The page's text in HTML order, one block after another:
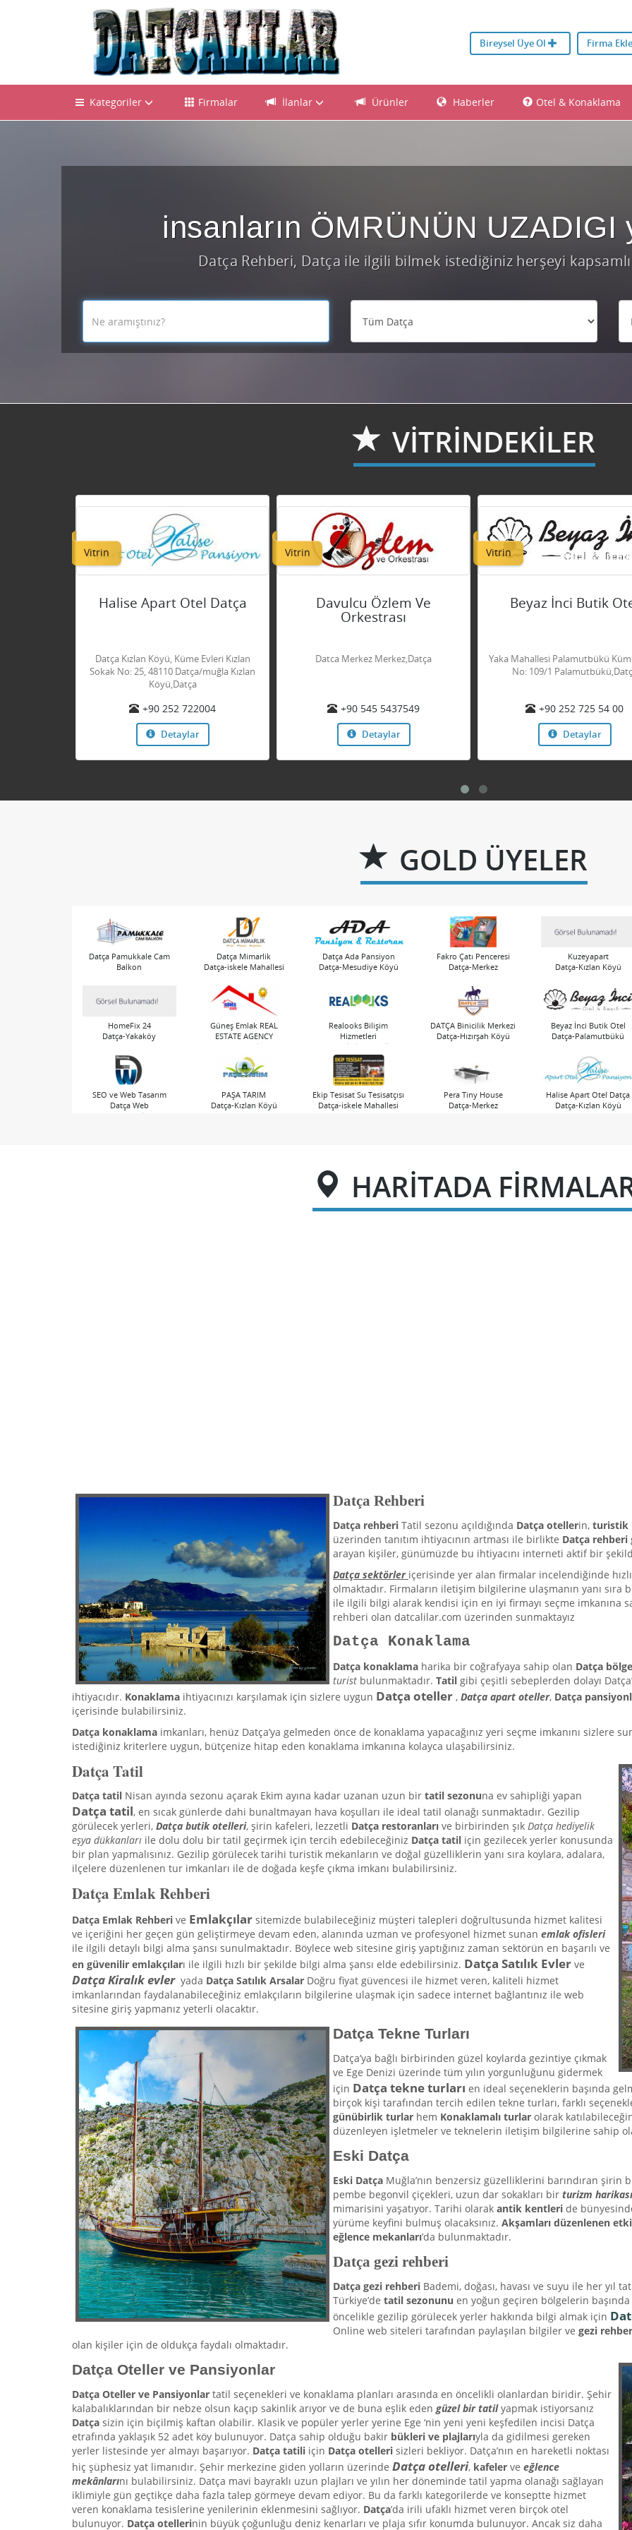
Bireysel Üye Ol Firma Ekle
Kategoriler Firmalar İlanlar Ürünler Haberler Otel & Konaklama
insanların ÖMRÜNÜN UZADIGI
Datça Rehberi, Datça ile ilgili bilmek istediğiniz herşeyi
VİTRİNDEKİLER
Vitrin
Halise Apart Otel Datça
Datça Kızlan Köyü, Küme Evleri Kızlan
Sokak No: 25, 48110 Datça/muğla Kızlan
Köyü,Datça
+90 252 722004
Detaylar
Vitrin
Davulcu Özlem Ve
Orkestrası
Datca Merkez Merkez,Datça
+90 545 5437549
Detaylar
Vitrin
Beyaz İnci Butik
Yaka Mahallesi Palamutbükü
No: 109/1
+90 252 725 54 00
Detaylar
GOLD ÜYELER
Datça Pamukkale Cam
Balkon
Datça-Merkez
Datça Mimarlik
Datça-iskele Mahallesi
Datça Ada Pansiyon
Datça-Mesudiye Köyü
Fakro Çatı Penceresi
Datça-Merkez
Kuzeyapart
Datça-Kızlan Köyü
HomeFix 24
Datça-Yakaköy
Güneş Emlak REAL
ESTATE AGENCY
Datça-Merkez
Realooks Bilişim
Hizmetleri
Datça-iskele Mahallesi
DATÇA Binicilik Merkezi
Datça-Hızırşah Köyü
Beyaz İnci Butik Otel
Datça-Palamutbükü
SEO ve Web Tasarım
Datça Web
Datça-Merkez
PAŞA TARIM
Datça-Kızlan Köyü
Ekip Tesisat Su Tesisatçısı
Datça-iskele Mahallesi
Pera Tiny House
Datça-Merkez
Halise Apart Otel Datça
Datça-Kızlan Köyü
HARİTADA
Datça Rehberi
Datça rehberi Tatil sezonu açıldığında Datça otellerin, turistik
üzerinden tanıtım ihtiyacının artması ile birlikte Datça rehberi
arayan kişiler, günümüzde bu ihtiyacını interneti aktif bir
Datça sektörler içerisinde yer alan firmalar incelendiğinde
olmaktadır. Firmaların iletişim bilgilerine ulaşmanın yanı
ile ilgili bilgi alarak kendisi için en iyi firmayı seçme imkanına
rehberi olan datcalilar.com üzerinden sunmaktayız
Datça Konaklama
Datça konaklama harika bir coğrafyaya sahip olan Datça
turist bulunmaktadır. Tatil gibi çeşitli sebeplerden dolayı
ihtiyacıdır. Konaklama ihtiyacınızı karşılamak için sizlere uygun Datça oteller , Datça apart oteller, Datça
içerisinde bulabilirsiniz.
Datça konaklama imkanları, henüz Datça’ya gelmeden önce de konaklama yapacağınız yeri seçme imkanını sizlere
istediğiniz kriterlere uygun, bütçenize hitap eden konaklama imkanına kolayca ulaşabilirsiniz.
Datça Tatil
Datça tatil Nisan ayında sezonu açarak Ekim ayına kadar uzanan uzun bir tatil sezonuna ev sahipliği yapan
Datça tatil, en sıcak günlerde dahi bunaltmayan hava koşulları ile ideal tatil olanağı sunmaktadır. Gezilip
görülecek yerleri, Datça butik otelleri, şirin kafeleri, lezzetli Datça restoranları ve birbirinden şık Datça hediyelik
eşya dükkanları ile dolu dolu bir tatil geçirmek için tercih edebileceğiniz Datça tatil için gezilecek yerler konusunda
bir plan yapmalısınız. Gezilip görülecek tarihi turistik mekanların ve doğal güzelliklerin yanı sıra koylara, adalara,
ilçelere düzenlenen tur imkanları ile de doğada keşfe çıkma imkanı bulabilirsiniz.
Datça Emlak Rehberi
Datça Emlak Rehberi ve Emlakçılar sitemizde bulabileceğiniz müşteri talepleri doğrultusunda hizmet kalitesi
ve içeriğini her geçen gün geliştirmeye devam eden, alanında uzman ve profesyonel hizmet sunan emlak ofisleri
ile ilgili detaylı bilgi alma şansı sunulmaktadır. Böylece web sitesine giriş yaptığınız zaman sektörün en başarılı ve
en güvenilir emlakçıları ile ilgili hızlı bir şekilde bilgi alma şansı elde edebilirsiniz. Datça Satılık Evler ve
DatçaKiralık evler yada Datça Satılık Arsalar Doğru fiyat güvencesi ile hizmet veren, kaliteli hizmet
imkanlarından faydalanabileceğiniz emlakçıların bilgilerine ulaşmak için sadece internet bağlantınız ile web
sitesine giriş yapmanız yeterli olacaktır.
Datça Tekne Turları
Datça’ya bağlı birbirinden güzel koylarda gezintiye çıkmak
ve Ege Denizi üzerinde tüm yılın yorgunluğunu gidermek
için Datça tekne turları en ideal seçeneklerin başında
birçok kişi tarafından tercih edilen tekne turları, farklı
günübirlik turlar hem Konaklamalı turlar olarak
düzenleyen işletmeler ve teknelerin iletişim bilgilerine sahip
Eski Datça
Eski Datça Muğla’nın benzersiz güzelliklerini barındıran
pembe begonvil çiçekleri, uzun dar sokakları bir turizm harikası
mimarisini yaşatıyor. Tarihi olarak antik kentleri de
yürüme keyfini bulmuş olacaksınız. Akşamları düzenlenen
eğlence mekanları’da bulunmaktadır.
Datça gezi rehberi
Datça gezi rehberi Bademi, doğası, havası ve suyu ile her yıl
Türkiye’de tatil sezonunu en yoğun geçiren bölgelerin
öncelikle gezilip görülecek yerler hakkında bilgi almak için
Online web siteleri tarafından paylaşılan bilgiler ve gezi
olan kişiler için de oldukça faydalı olmaktadır.
Datça Oteller ve Pansiyonlar
Datça Oteller ve Pansiyonlar tatil seçenekleri ve konaklama planları arasında en öncelikli olanlardan biridir. Şehir
kalabalıklarından bir nebze olsun kaçıp sakinlik arıyor ve de buna eşlik eden güzel bir tatil yapmak istiyorsanız
Datça sizin için biçilmiş kaftan olabilir. Klasik ve popüler yerler yerine Ege ‘nin yeni yeni keşfedilen incisi Datça
etrafında yaklaşık 52 adet köy bulunuyor. Datça sahip olduğu bakir bükleri ve plajlarıyla da gidilmesi gereken
yerler listesinde yer almayı başarıyor. Datça tatili için Datça otelleri sizleri bekliyor. Datça’nın en hareketli noktası
hiç şüphesiz yat limanıdır. Şehir merkezine giden yolların üzerinde Datça otelleri, kafeler ve eğlence
mekânlarını bulabilirsiniz. Datça mavi bayraklı uzun plajları ve yılın her döneminde tatil yapma olanağı sağlayan
iklimiyle gün geçtikçe daha fazla talep görmeye devam ediyor. Bu da farklı kategorilerde ve konseptte hizmet
veren konaklama tesislerine yenilerinin eklenmesini sağlıyor. Datça’da irili ufaklı hizmet veren birçok otel
bulunuyor. Datça otellerinin büyük çoğunluğu deniz kenarları ve plaja sıfır konumda bulunuyor. Ancak siz daha